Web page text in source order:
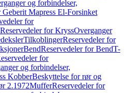
og forbindelser,
Mapress El-Forsinket
for
Reservedeler for KryssOverganger
TilkoblingerReservedeler for
BendReservedeler for BendT-
for
og forbindelser,
KobberBeskyttelse for rør og
2.1972MufferReservedeler for